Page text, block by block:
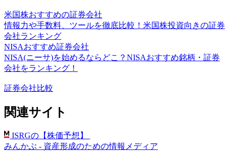
米国株おすすめの証券会社
情報力や手数料、ツールを徹底比較！米国株投資向きの証券
会社ランキング
NISAおすすめ証券会社
NISA(ニーサ)を始めるならどこ？NISAおすすめ銘柄・証券
会社をランキング！
証券会社比較
関連サイト
ISRGの【株価予想】
みんかぶ - 資産形成のための情報メディア